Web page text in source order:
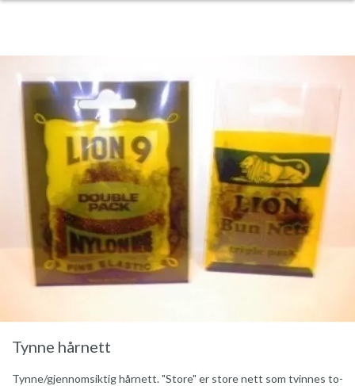
Tynne hårnett
Tynne/gjennomsiktig hårnett. "Store" er store nett som tvinnes to-